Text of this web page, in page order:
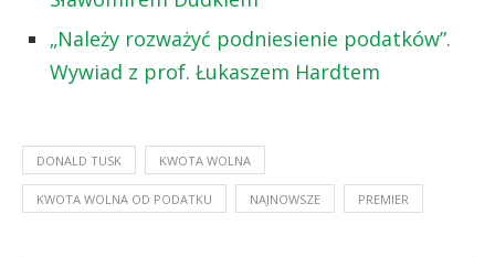
„Należy rozważyć podniesienie podatków”.
Wywiad z prof. Łukaszem Hardtem
DONALD TUSK KWOTA WOLNA
KWOTA WOLNA OD PODATKU NAJNOWSZE PREMIER